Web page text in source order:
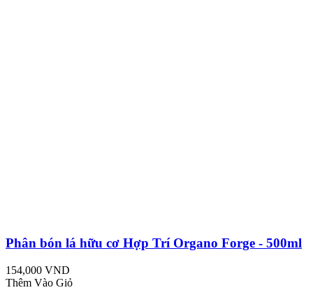
Phân bón lá hữu cơ Hợp Trí Organo Forge - 500ml
154,000 VND
Thêm Vào Giỏ